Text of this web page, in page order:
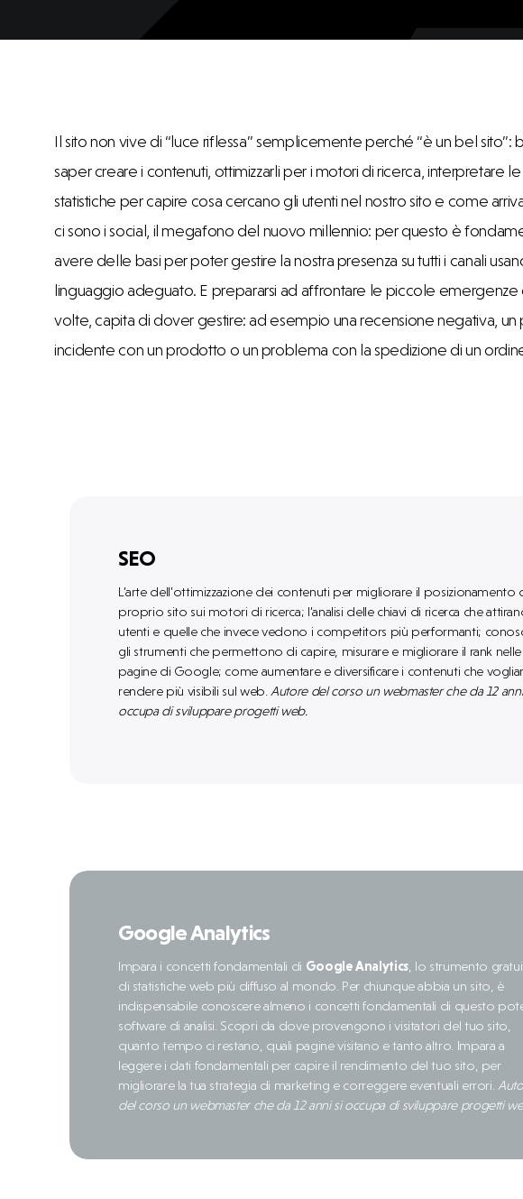
Il sito non vive di “luce riflessa” semplicemente perché “è un bel sito”:
saper creare i contenuti, ottimizzarli per i motori di ricerca, interpretare le
statistiche per capire cosa cercano gli utenti nel nostro sito e come
ci sono i social, il megafono del nuovo millennio: per questo è
avere delle basi per poter gestire la nostra presenza su tutti i canali
linguaggio adeguato. E prepararsi ad affrontare le piccole emergenze
volte, capita di dover gestire: ad esempio una recensione negativa, un
incidente con un prodotto o un problema con la spedizione di un
SEO
L’arte dell’ottimizzazione dei contenuti per migliorare il posizionamento
proprio sito sui motori di ricerca; l’analisi delle chiavi di ricerca che
utenti e quelle che invece vedono i competitors più performanti;
gli strumenti che permettono di capire, misurare e migliorare il rank nelle
pagine di Google; come aumentare e diversificare i contenuti che
rendere più visibili sul web. Autore del corso un webmaster che da 12
occupa di sviluppare progetti web.
Google Analytics
Impara i concetti fondamentali di Google Analytics, lo strumento
di statistiche web più diffuso al mondo. Per chiunque abbia un sito, è
indispensabile conoscere almeno i concetti fondamentali di questo
software di analisi. Scopri da dove provengono i visitatori del tuo sito,
quanto tempo ci restano, quali pagine visitano e tanto altro. Impara a
leggere i dati fondamentali per capire il rendimento del tuo sito, per
migliorare la tua strategia di marketing e correggere eventuali errori.
del corso un webmaster che da 12 anni si occupa di sviluppare progetti